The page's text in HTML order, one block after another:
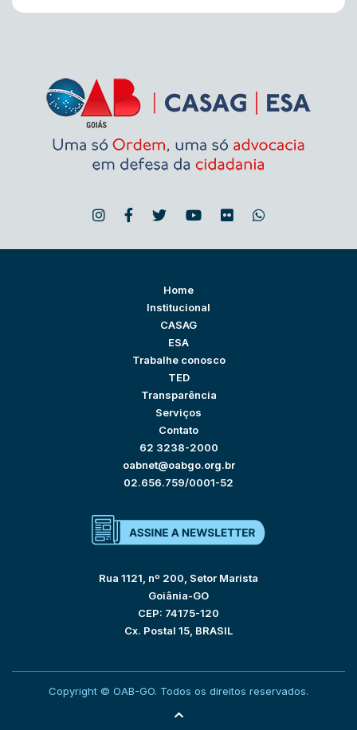
Home
Institucional
CASAG
ESA
Trabalhe conosco
TED
Transparência
Serviços
Contato
62 3238-2000
oabnet@oabgo.org.br
02.656.759/0001-52
Rua 1121, nº 200, Setor Marista
Goiânia-GO
CEP: 74175-120
Cx. Postal 15, BRASIL
Copyright © OAB-GO. Todos os direitos reservados.